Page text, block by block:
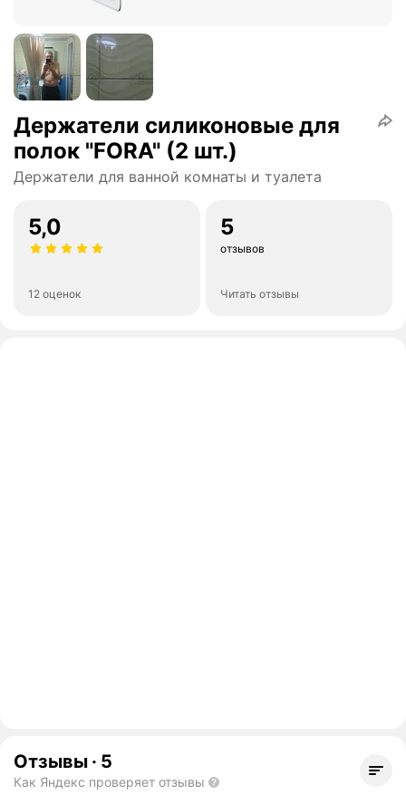
Держатели силиконовые для
полок "FORA" (2 шт.)
Держатели для ванной комнаты и туалета
5,0
12 оценок
5
отзывов
Читать отзывы
Отзывы · 5
Как Яндекс проверяет отзывы